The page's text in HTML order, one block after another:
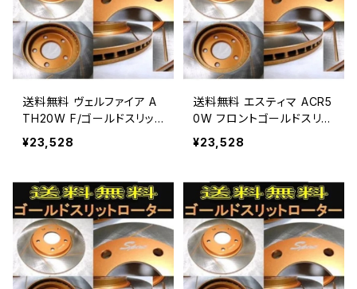
送料無料 ヴェルファイア A
TH20W F/ゴールドスリット
ローターパッド ディスクパ
ッドADVICS/住友
¥23,528
送料無料 エスティマ ACR5
0W フロントゴールドスリッ
トローターパッド ディスク
パッドADVICS/住友
¥23,528